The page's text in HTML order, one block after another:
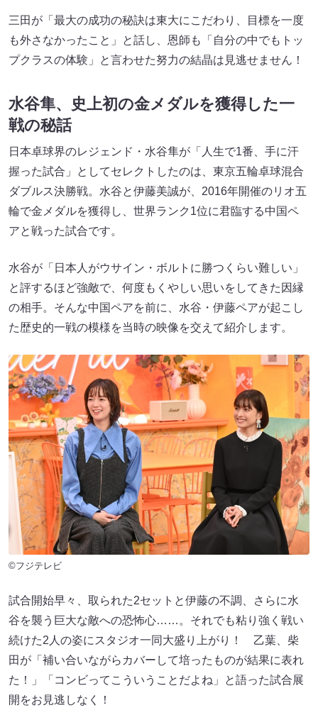
三田が「最大の成功の秘訣は東大にこだわり、目標を一度
も外さなかったこと」と話し、恩師も「自分の中でもトッ
プクラスの体験」と言わせた努力の結晶は見逃せません！
水谷隼、史上初の金メダルを獲得した一
戦の秘話
日本卓球界のレジェンド・水谷隼が「人生で1番、手に汗
握った試合」としてセレクトしたのは、東京五輪卓球混合
ダブルス決勝戦。水谷と伊藤美誠が、2016年開催のリオ五
輪で金メダルを獲得し、世界ランク1位に君臨する中国ペ
アと戦った試合です。
水谷が「日本人がウサイン・ボルトに勝つくらい難しい」
と評するほど強敵で、何度もくやしい思いをしてきた因縁
の相手。そんな中国ペアを前に、水谷・伊藤ペアが起こし
た歴史的一戦の模様を当時の映像を交えて紹介します。
©フジテレビ
試合開始早々、取られた2セットと伊藤の不調、さらに水
谷を襲う巨大な敵への恐怖心……。それでも粘り強く戦い
続けた2人の姿にスタジオ一同大盛り上がり！ 乙葉、柴
田が「補い合いながらカバーして培ったものが結果に表れ
た！」「コンビってこういうことだよね」と語った試合展
開をお見逃しなく！